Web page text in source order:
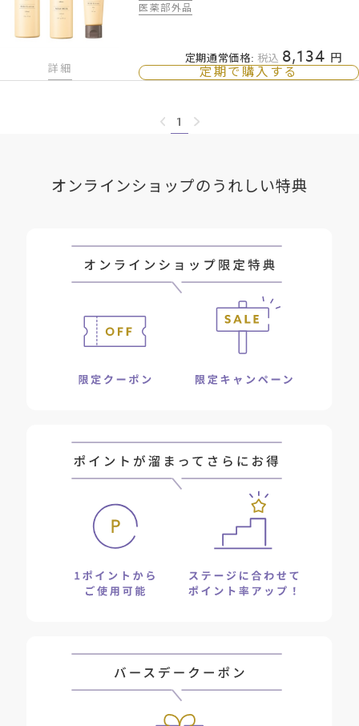
詳細
医薬部外品
定期通常価格: 税込 8,134
定期で購入する
1
オンラインショップのうれしい特典